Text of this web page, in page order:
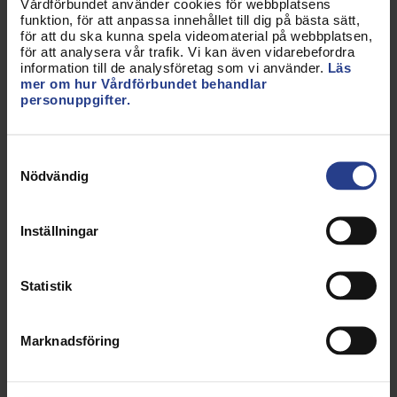
Vårdförbundet använder cookies för webbplatsens
funktion, för att anpassa innehållet till dig på bästa sätt,
för att du ska kunna spela videomaterial på webbplatsen,
för att analysera vår trafik. Vi kan även vidarebefordra
information till de analysföretag som vi använder. Läs
mer om hur Vårdförbundet behandlar
personuppgifter.
Nödvändig
Inställningar
Statistik
Marknadsföring
Varför är det eftersläpning i statistiken?
Lönestatistiken tas fram relativt snabbt jämfört
med många myndigheter, men den bygger på
uppgifter från mycket stora mängder arbetsgivare
staten och ännu fler inom Svenskt Näringsliv. Det
gör både insamling och bearbetning omfattande
Vårdförbundet får vanligtvis tillgång till rådata i
och kvalitetssäkras för att bli användbar för
Vill du veta mer?